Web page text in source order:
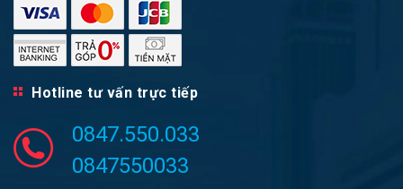
Hotline tư vấn trực tiếp
0847.550.033
0847550033